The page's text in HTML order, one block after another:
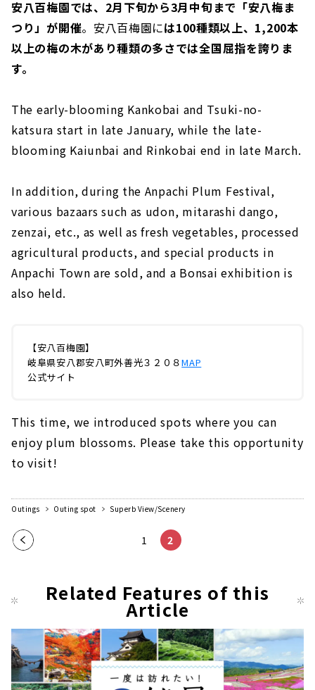
安八百梅園では、2月下旬から3月中旬まで「安八梅ま
つり」が開催。安八百梅園には100種類以上、1,200本
以上の梅の木があり種類の多さでは全国屈指を誇りま
す。
The early-blooming Kankobai and Tsuki-no-
katsura start in late January, while the late-
blooming Kaiunbai and Rinkobai end in late March.
In addition, during the Anpachi Plum Festival,
various bazaars such as udon, mitarashi dango,
zenzai, etc., as well as fresh vegetables, processed
agricultural products, and special products in
Anpachi Town are sold, and a Bonsai exhibition is
also held.
【安八百梅園】
岐阜県安八郡安八町外善光３２０８MAP
公式サイト
This time, we introduced spots where you can
enjoy plum blossoms. Please take this opportunity
to visit!
Outings Outing spot Superb View/Scenery
Pre
pag
1 2
Related Features of this
Article